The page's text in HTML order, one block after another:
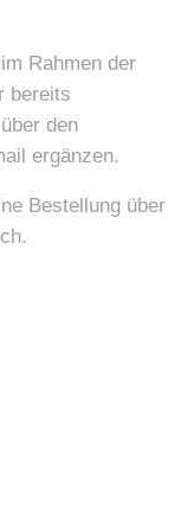
Rahmen der
bereits
den
ergänzen.
Bestellung über